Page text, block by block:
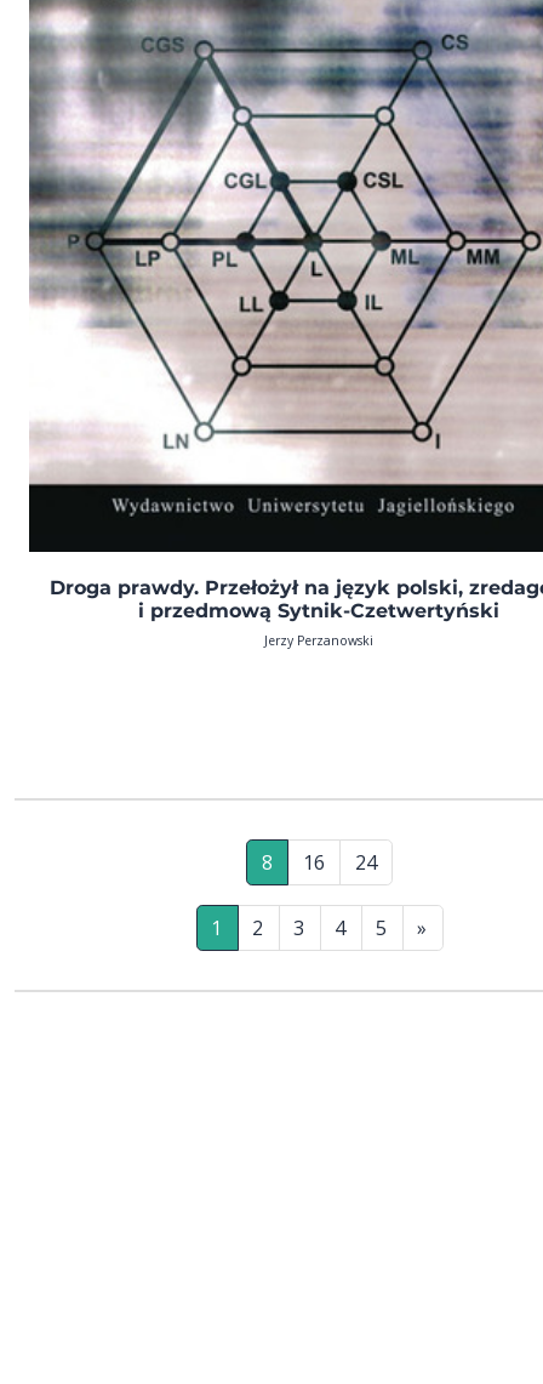
Droga prawdy. Przełożył na język polski,
i przedmową Sytnik-Czetwertyński
Jerzy Perzanowski
8 16 24
1 2 3 4 5 »